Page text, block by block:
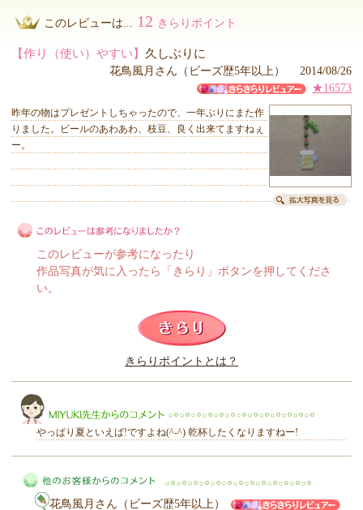
このレビューは... 12 きらりポイント
【作り（使い）やすい】 久しぶりに
花鳥風月さん（ビーズ歴5年以上） 2014/08/26
★16573
昨年の物はプレゼントしちゃったので、一年ぶりにまた作
りました。ビールのあわあわ、枝豆、良く出来てますねぇ
ー。
このレビューは参考になりましたか？
このレビューが参考になったり
作品写真が気に入ったら「きらり」ボタンを押してくださ
い。
きらりポイントとは？
やっぱり夏といえば!ですよね(^-^) 乾杯したくなりますねー!
花鳥風月さん（ビーズ歴5年以上）